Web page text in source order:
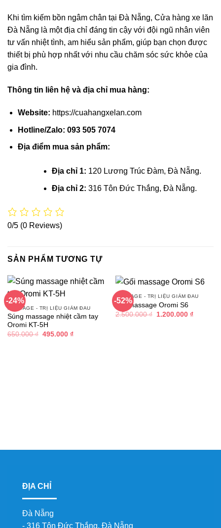
Khi tìm kiếm bồn ngâm chân tại Đà Nẵng, Cửa hàng xe lăn
Đà Nẵng là một địa chỉ đáng tin cậy với đội ngũ nhân viên
tư vấn nhiệt tình, am hiểu sản phẩm, giúp bạn chọn được
thiết bị phù hợp nhất với nhu cầu chăm sóc sức khỏe của
gia đình.
Thông tin liên hệ và địa chỉ mua hàng:
Website: https://cuahangxelan.com
Hotline/Zalo: 093 505 7074
Địa điểm mua sản phẩm:
Địa chỉ 1: 120 Lương Trúc Đàm, Đà Nẵng.
Địa chỉ 2: 316 Tôn Đức Thắng, Đà Nẵng.
0/5 (0 Reviews)
SẢN PHẨM TƯƠNG TỰ
-24%
MASSAGE - TRỊ LIỆU GIẢM ĐAU
Súng massage nhiệt cầm tay
Oromi KT-5H
650.000₫ Giá
495.000 ₫Giá
-52%
MASSAGE - TRỊ LIỆU GIẢM ĐAU
Gối massage Oromi S6
2.500.000₫
Giá
1.200.000 ₫Giá
ĐỊA CHỈ
Đà Nẵng
- 316 Tôn Đức Thắng, Đà Nẵng